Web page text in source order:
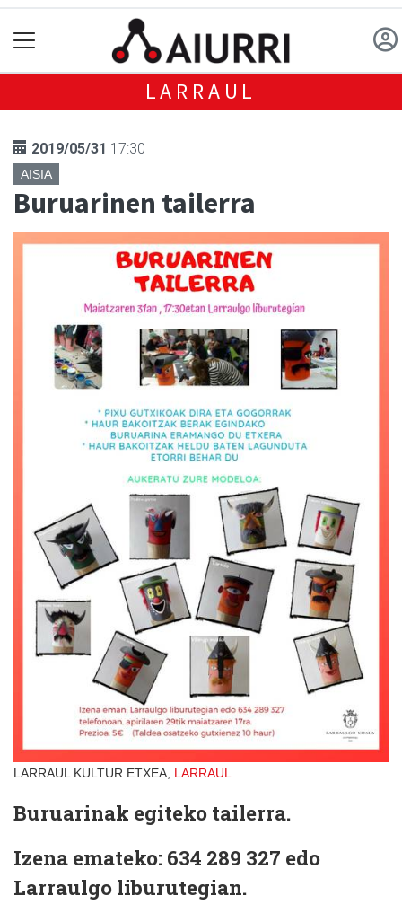
LARRAUL
2019/05/31 17:30
AISIA
Buruarinen tailerra
LARRAUL KULTUR ETXEA, LARRAUL
Buruarinak egiteko tailerra.
Izena emateko: 634 289 327 edo
Larraulgo liburutegian.